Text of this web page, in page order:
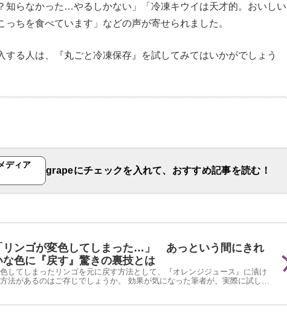
知らなかった…やるしかない」「冷凍キウイは天才的。おいしい
ちを食べています」などの声が寄せられました。
する人は、『丸ごと冷凍保存』を試してみてはいかがでしょう
ディア
grapeにチェックを入れて、おすすめ記事を読む！
リンゴが変色してしまった…」 あっという間にきれ
な色に『戻す』驚きの裏技とは
してしまったリンゴを元に戻す方法として、『オレンジジュース』に漬け
法があるのはご存じでしょうか。 効果が気になった筆者が、実際に試して